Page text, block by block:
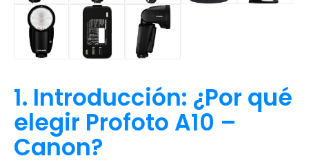
1. Introducción: ¿Por qué
elegir Profoto A10 –
Canon?